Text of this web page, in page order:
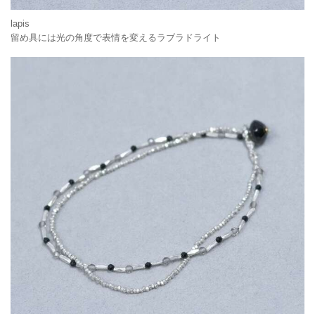
lapis
留め具には光の角度で表情を変えるラブラドライト